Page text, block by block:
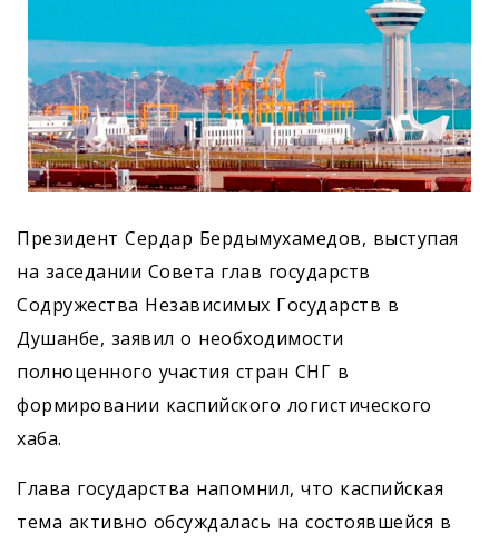
Президент Сердар Бердымухамедов, выступая
на заседании Совета глав государств
Содружества Независимых Государств в
Душанбе, заявил о необходимости
полноценного участия стран СНГ в
формировании каспийского логистического
хаба.
Глава государства напомнил, что каспийская
тема активно обсуждалась на состоявшейся в